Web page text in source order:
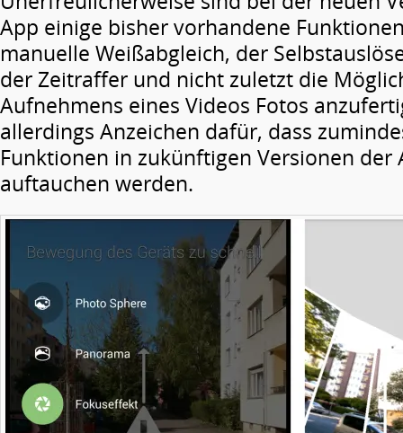
App einige bisher vorhandene
manuelle Weißabgleich, der
der Zeitraffer und nicht zuletzt die
Aufnehmens eines Videos Fotos
allerdings Anzeichen dafür, dass
Funktionen in zukünftigen Versionen der
auftauchen werden.